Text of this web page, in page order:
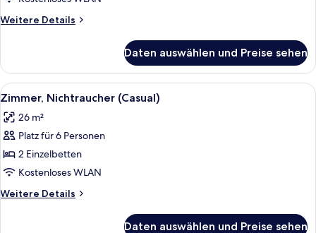
Private
Bath)
anzeigen
Weitere Details
Weitere
Zimmer,
Nichtraucher
(with
Open
Air
Daten auswählen und Preise sehen
Alle
Fotos
für
Zimmer,
Nichtraucher
(Casual)
anzeigen
Ein Hotelzimmer mit zwei Betten,
6
Zimmer, Nichtraucher (Casual)
26 m²
Platz für 6 Personen
2 Einzelbetten
Kostenloses WLAN
Weitere Details
Weitere
Daten auswählen und Preise sehen